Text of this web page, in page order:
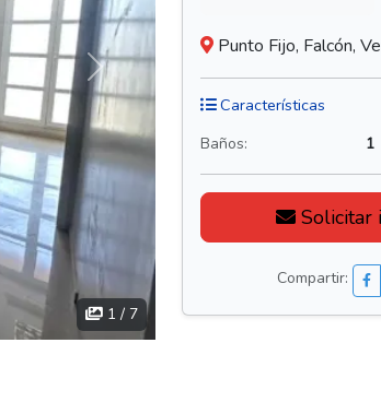
Siguiente
1 / 7
Punto Fijo, Falcón,
Características
Baños: 1
Solicitar
Compartir: